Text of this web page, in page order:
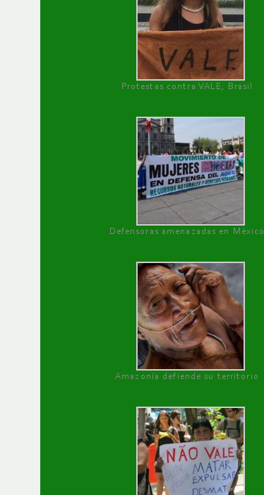
Protestas contra VALE, Brasil
Defensoras amenazadas en México
Amazonía defiende su territorio